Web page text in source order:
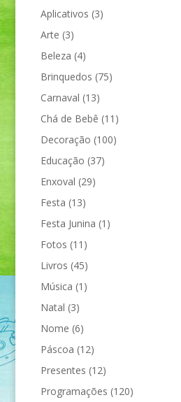
Aplicativos (3)
Arte (3)
Beleza (4)
Brinquedos (75)
Carnaval (13)
Chá de Bebê (11)
Decoração (100)
Educação (37)
Enxoval (29)
Festa (13)
Festa Junina (1)
Fotos (11)
Livros (45)
Música (1)
Natal (3)
Nome (6)
Páscoa (12)
Presentes (12)
Programações (120)